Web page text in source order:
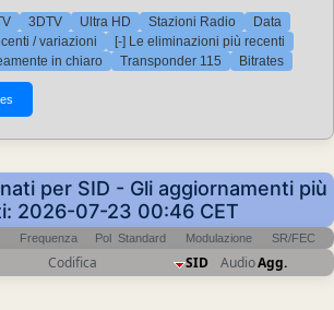
3DTV Ultra HD Stazioni Radio
Data
/ variazioni
[-] Le eliminazioni più recenti
in chiaro
Transponder 115 Bitrates
per SID - Gli aggiornamenti più
2026-07-23 00:46 CET
Frequenza Pol Standard Modulazione SR/FEC
Codifica SID AudioAgg.